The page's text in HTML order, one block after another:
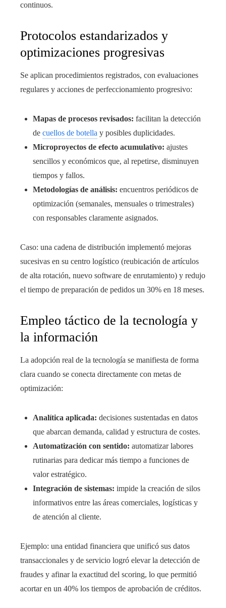
continuos.
Protocolos estandarizados y
optimizaciones progresivas
Se aplican procedimientos registrados, con evaluaciones
regulares y acciones de perfeccionamiento progresivo:
Mapas de procesos revisados: facilitan la detección
de cuellos de botella y posibles duplicidades.
Microproyectos de efecto acumulativo: ajustes
sencillos y económicos que, al repetirse, disminuyen
tiempos y fallos.
Metodologías de análisis: encuentros periódicos de
optimización (semanales, mensuales o trimestrales)
con responsables claramente asignados.
Caso: una cadena de distribución implementó mejoras
sucesivas en su centro logístico (reubicación de artículos
de alta rotación, nuevo software de enrutamiento) y redujo
el tiempo de preparación de pedidos un 30% en 18 meses.
Empleo táctico de la tecnología y
la información
La adopción real de la tecnología se manifiesta de forma
clara cuando se conecta directamente con metas de
optimización:
Analítica aplicada: decisiones sustentadas en datos
que abarcan demanda, calidad y estructura de costes.
Automatización con sentido: automatizar labores
rutinarias para dedicar más tiempo a funciones de
valor estratégico.
Integración de sistemas: impide la creación de silos
informativos entre las áreas comerciales, logísticas y
de atención al cliente.
Ejemplo: una entidad financiera que unificó sus datos
transaccionales y de servicio logró elevar la detección de
fraudes y afinar la exactitud del scoring, lo que permitió
acortar en un 40% los tiempos de aprobación de créditos.